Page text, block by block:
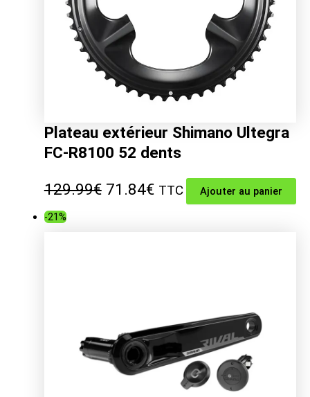
Plateau extérieur Shimano Ultegra
FC-R8100 52 dents
129.99€ Le
71.84€Le
TTC Ajouter au panier
-21%